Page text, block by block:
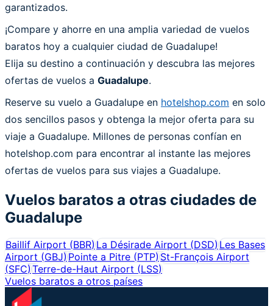
garantizados.
¡Compare y ahorre en una amplia variedad de vuelos
baratos hoy a cualquier ciudad de Guadalupe!
Elija su destino a continuación y descubra las mejores
ofertas de vuelos a Guadalupe.
Reserve su vuelo a Guadalupe en hotelshop.com en solo
dos sencillos pasos y obtenga la mejor oferta para su
viaje a Guadalupe. Millones de personas confían en
hotelshop.com para encontrar al instante las mejores
ofertas de vuelos para sus viajes a Guadalupe.
Vuelos baratos a otras ciudades de
Guadalupe
Baillif Airport (BBR)La Désirade Airport (DSD)Les Bases
Airport (GBJ)Pointe a Pitre (PTP) St-François Airport
(SFC)Terre-de-Haut Airport (LSS)
Vuelos baratos a otros países